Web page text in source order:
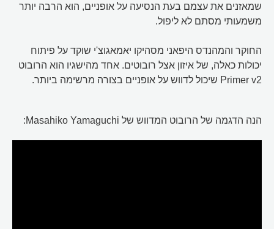
שמאזנים את עצמם בעת הנסיעה על אופניים, הוא הרבה יותר
משמעותי מסתם לא ליפול.
החוקר והמהנדס היפאני מסהיקו יאמאגוצ'י שוקד על פיתוח
יכולות כאלה, של איזון אצל רובוטים. אחד מהישגיו הוא הרובוט
Primer v2 שיכול לדווש על אופניים בצורה מרשימה ביותר.
הנה הדגמה של הרובוט המדווש של Masahiko Yamaguchi: